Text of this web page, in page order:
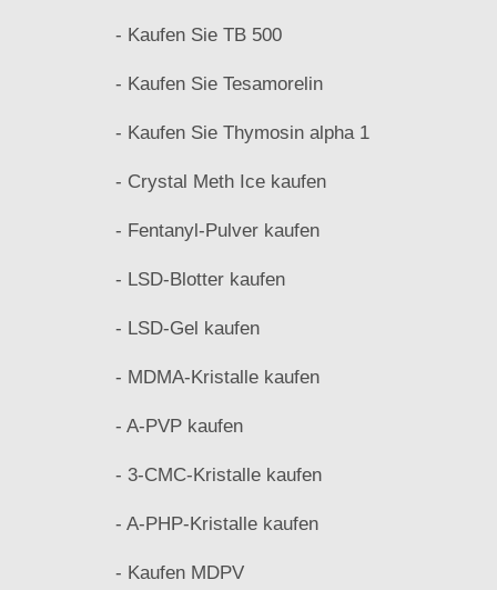
- Kaufen Sie TB 500
- Kaufen Sie Tesamorelin
- Kaufen Sie Thymosin alpha 1
- Crystal Meth Ice kaufen
- Fentanyl-Pulver kaufen
- LSD-Blotter kaufen
- LSD-Gel kaufen
- MDMA-Kristalle kaufen
- A-PVP kaufen
- 3-CMC-Kristalle kaufen
- A-PHP-Kristalle kaufen
- Kaufen MDPV